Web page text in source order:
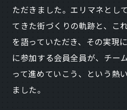
ただきました。エリマネとし
てきた街づくりの軌跡と、こ
を語っていただき、その実現
に参加する会員全員が、チー
って進めていこう、という熱
ました。